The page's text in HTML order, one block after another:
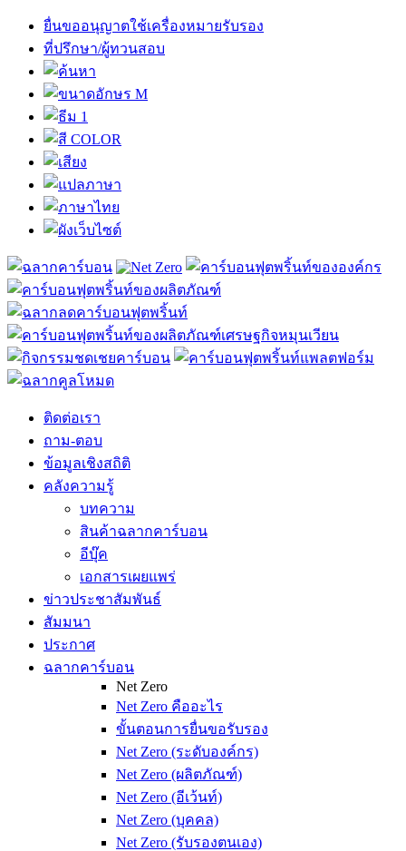
ยื่นขออนุญาตใช้เครื่องหมายรับรอง
ที่ปรึกษา/ผู้ทวนสอบ
ติดต่อเรา
ถาม-ตอบ
ข้อมูลเชิงสถิติ
คลังความรู้
บทความ
สินค้าฉลากคาร์บอน
อีบุ๊ค
เอกสารเผยแพร่
ข่าวประชาสัมพันธ์
สัมมนา
ประกาศ
ฉลากคาร์บอน
Net Zero
Net Zero คืออะไร
ขั้นตอนการยื่นขอรับรอง
Net Zero (ระดับองค์กร)
Net Zero (ผลิตภัณฑ์)
Net Zero (อีเว้นท์)
Net Zero (บุคคล)
Net Zero (รับรองตนเอง)